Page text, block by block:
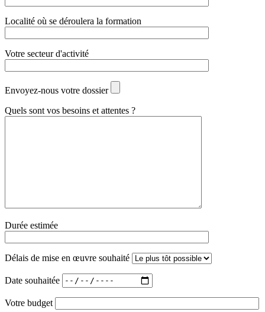
Localité où se déroulera la formation
Votre secteur d'activité
Envoyez-nous votre dossier
Quels sont vos besoins et attentes ?
Durée estimée
Délais de mise en œuvre souhaité
Date souhaitée
Votre budget